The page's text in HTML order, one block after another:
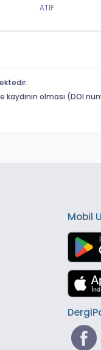
ATIF
olması (DOI
Mobil